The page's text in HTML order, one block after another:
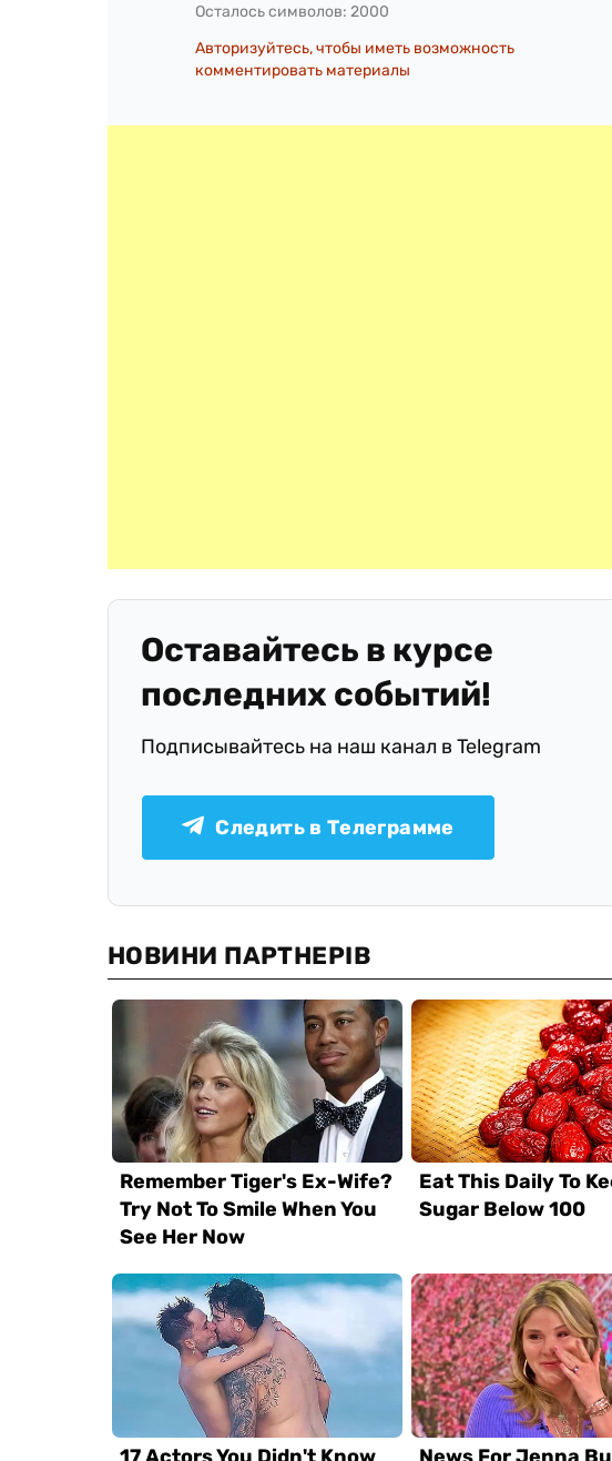
Осталось символов: 2000
Авторизуйтесь, чтобы иметь возможность
комментировать материалы
Оставайтесь в курсе
последних событий!
Подписывайтесь на наш канал в Telegram
Следить в Телеграмме